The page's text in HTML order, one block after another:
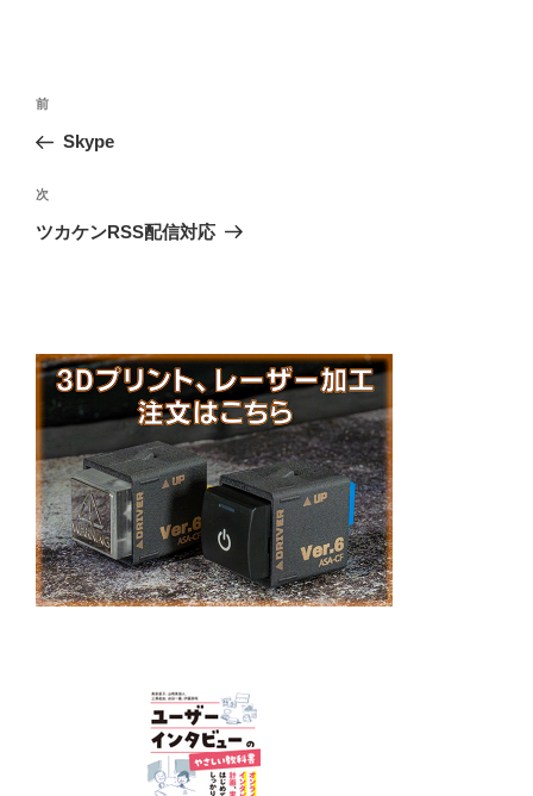
投
ナ
ビ
ゲ
ン
前
の
稿
前
Skype
次
の
次
ツカケンRSS配信対応